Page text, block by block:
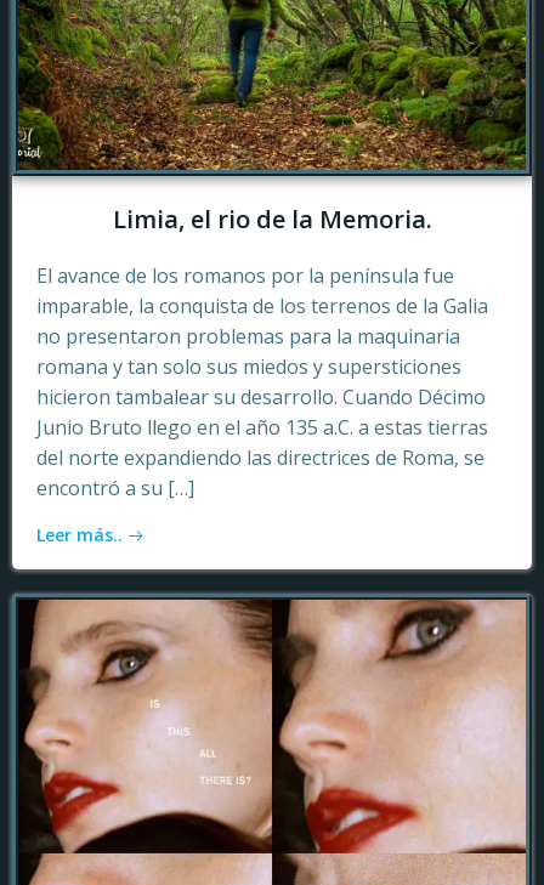
Limia, el rio de la Memoria.
El avance de los romanos por la península fue
imparable, la conquista de los terrenos de la Galia
no presentaron problemas para la maquinaria
romana y tan solo sus miedos y supersticiones
hicieron tambalear su desarrollo. Cuando Décimo
Junio Bruto llego en el año 135 a.C. a estas tierras
del norte expandiendo las directrices de Roma, se
encontró a su […]
Leer más..